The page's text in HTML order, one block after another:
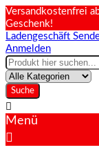
Versandkostenfrei
Geschenk!
Ladengeschäft
Anmelden
Suche

Menü
